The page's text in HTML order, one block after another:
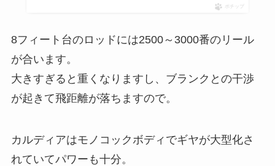
ポチップ
8フィート台のロッドには2500～3000番のリール
が合います。
大きすぎると重くなりますし、ブランクとの干渉
が起きて飛距離が落ちますので。
カルディアはモノコックボディでギヤが大型化さ
れていてパワーも十分。